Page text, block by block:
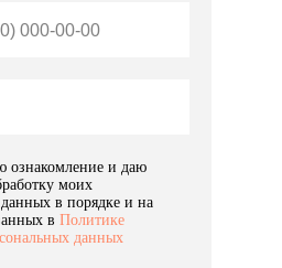
ознакомление и даю
моих
в порядке и на
в Политике
данных